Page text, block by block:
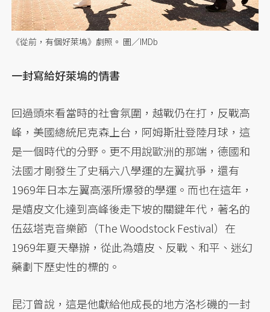
《從前，有個好萊塢》劇照。 圖／IMDb
一封寫給好萊塢的情書
回過頭來看當時的社會氛圍，越戰仍在打，反戰高
峰，美國總統尼克森上台，阿姆斯壯登陸月球，這
是一個時代的分野。更不用說歐洲的那端，德國和
法國才剛發生了史稱六八學運的左翼抗爭，還有
1969年日本左翼高漲所爆發的學運。而也在這年，
是嬉皮文化達到高峰後走下坡的關鍵年代，著名的
伍茲塔克音樂節（The Woodstock Festival）在
1969年夏天舉辦，從此為嬉皮、反戰、和平、迷幻
藥劃下歷史性的標的。
昆汀曾說，這是他獻給他成長的地方洛杉磯的一封